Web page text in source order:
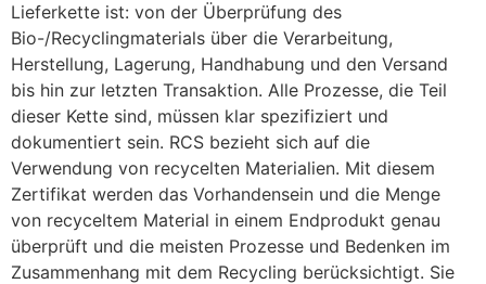
Lieferkette ist: von der Überprüfung des
Bio-/Recyclingmaterials über die Verarbeitung,
Herstellung, Lagerung, Handhabung und den Versand
bis hin zur letzten Transaktion. Alle Prozesse, die Teil
dieser Kette sind, müssen klar spezifiziert und
dokumentiert sein. RCS bezieht sich auf die
Verwendung von recycelten Materialien. Mit diesem
Zertifikat werden das Vorhandensein und die Menge
von recyceltem Material in einem Endprodukt genau
überprüft und die meisten Prozesse und Bedenken im
Zusammenhang mit dem Recycling berücksichtigt. Sie